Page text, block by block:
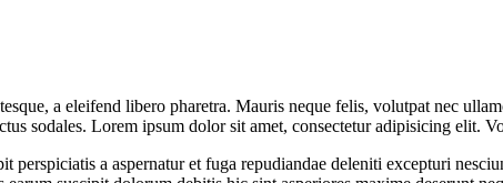
a eleifend libero pharetra. Mauris neque felis, volutpat nec
sodales. Lorem ipsum dolor sit amet, consectetur adipisicing elit.
perspiciatis a aspernatur et fuga repudiandae deleniti excepturi